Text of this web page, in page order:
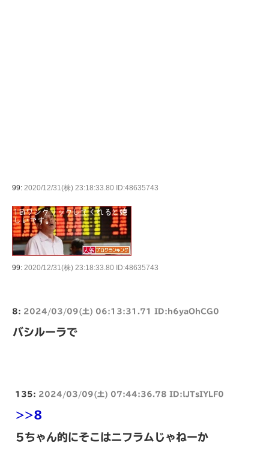
99: 2020/12/31(株) 23:18:33.80 ID:48635743
99: 2020/12/31(株) 23:18:33.80 ID:48635743
8: 2024/03/09(土) 06:13:31.71 ID:h6yaOhCG0
バシルーラで
135: 2024/03/09(土) 07:44:36.78 ID:lJTsIYLF0
>>8
5ちゃん的にそこはニフラムじゃねーか